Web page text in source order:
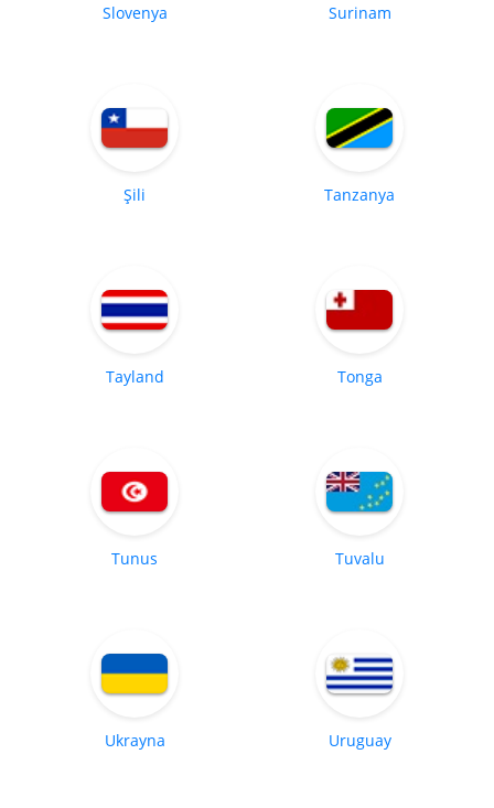
Slovenya Surinam
Şili Tanzanya
Tayland Tonga
Tunus Tuvalu
Ukrayna Uruguay